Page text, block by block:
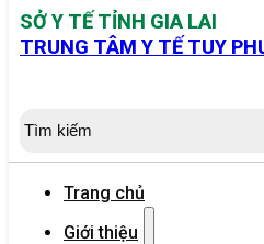
SỞ Y TẾ TỈNH GIA LAI
TRUNG TÂM Y TẾ TUY
kiếm
Trang chủ
Giới thiệu